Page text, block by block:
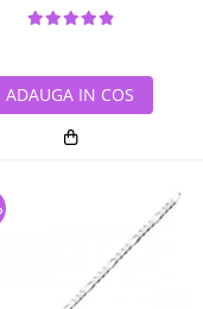
ADAUGA IN COS